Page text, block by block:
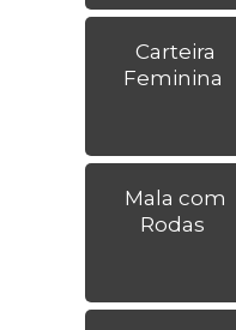
Carteira
Feminina
Mala com
Rodas